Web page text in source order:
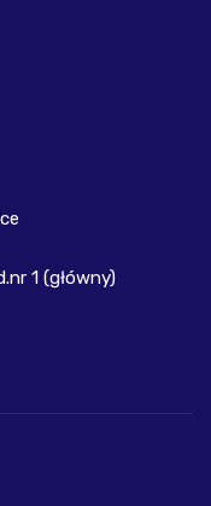
1 (główny)